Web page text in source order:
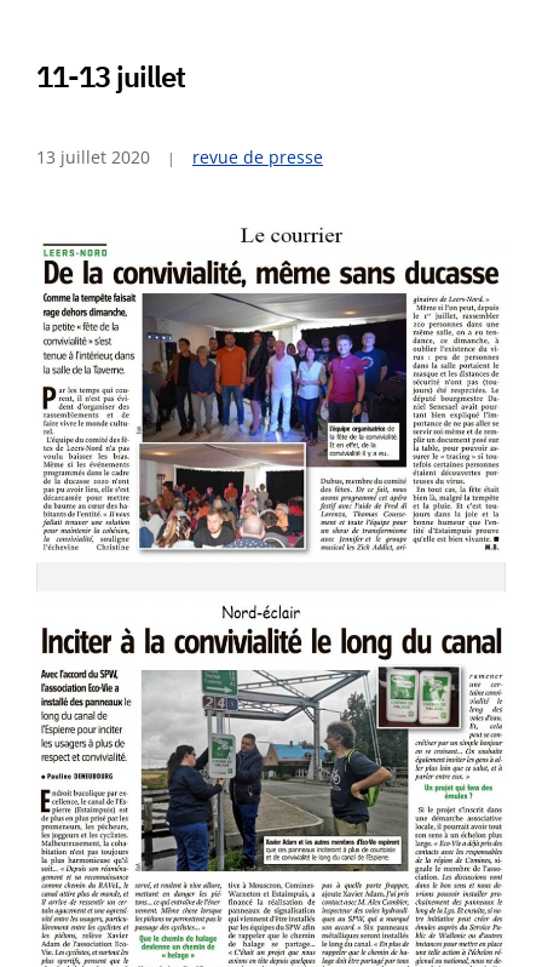
11-13 juillet
13 juillet 2020 revue de presse